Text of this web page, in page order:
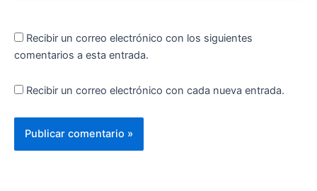
Recibir un correo electrónico con los siguientes
comentarios a esta entrada.
Recibir un correo electrónico con cada nueva entrada.